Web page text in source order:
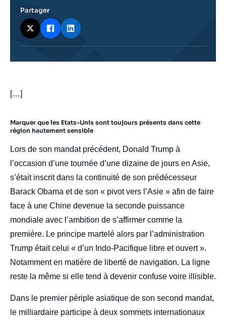
body
[…]
Marquer que les Etats-Unis sont toujours présents dans cette
région hautement sensible
Lors de son mandat précédent, Donald Trump à
l’occasion d’une tournée d’une dizaine de jours en Asie,
s’était inscrit dans la continuité de son prédécesseur
Barack Obama et de son « pivot vers l’Asie » afin de faire
face à une Chine devenue la seconde puissance
mondiale avec l’ambition de s’affirmer comme la
première. Le principe martelé alors par l’administration
Trump était celui « d’un Indo-Pacifique libre et ouvert ».
Notamment en matière de liberté de navigation. La ligne
reste la même si elle tend à devenir confuse voire illisible.
Dans le premier périple asiatique de son second mandat,
le milliardaire participe à deux sommets internationaux
Partager